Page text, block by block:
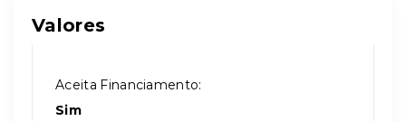
Valores
Aceita Financiamento:
Sim